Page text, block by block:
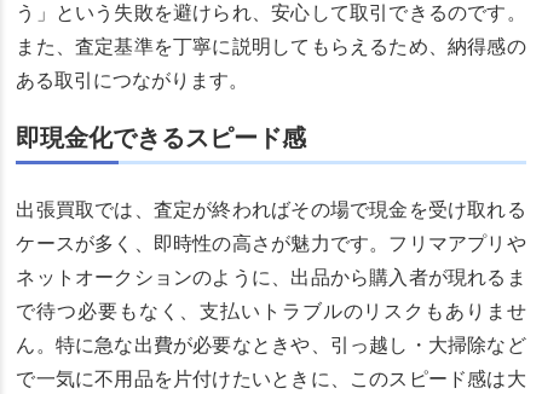
う」という失敗を避けられ、安心して取引できるのです。
また、査定基準を丁寧に説明してもらえるため、納得感の
ある取引につながります。
即現金化できるスピード感
出張買取では、査定が終わればその場で現金を受け取れる
ケースが多く、即時性の高さが魅力です。フリマアプリや
ネットオークションのように、出品から購入者が現れるま
で待つ必要もなく、支払いトラブルのリスクもありませ
ん。特に急な出費が必要なときや、引っ越し・大掃除など
で一気に不用品を片付けたいときに、このスピード感は大